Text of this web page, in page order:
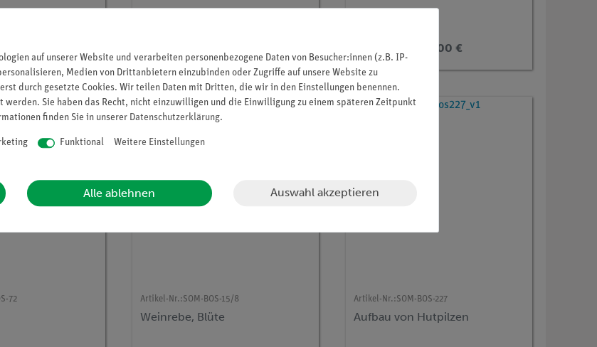
141,00 €
72 Artikel-Nr.:SOM-BOS-15/8
Weinrebe, Blüte
Artikel-Nr.:SOM-BOS-227
Aufbau von Hutpilzen
auf unserer Website und verarbeiten personenbezogene Daten von Besucher:innen (z.B. IP-
Medien von Drittanbietern einzubinden oder Zugriffe auf unsere Website zu
durch gesetzte Cookies. Wir teilen Daten mit Dritten, die wir in den Einstellungen benennen.
Sie haben das Recht, nicht einzuwilligen und die Einwilligung zu einem späteren Zeitpunkt
finden Sie in unserer Daten­schutz­erklärung.
Funktional Weitere Einstellungen
Alle ablehnen Auswahl akzeptieren